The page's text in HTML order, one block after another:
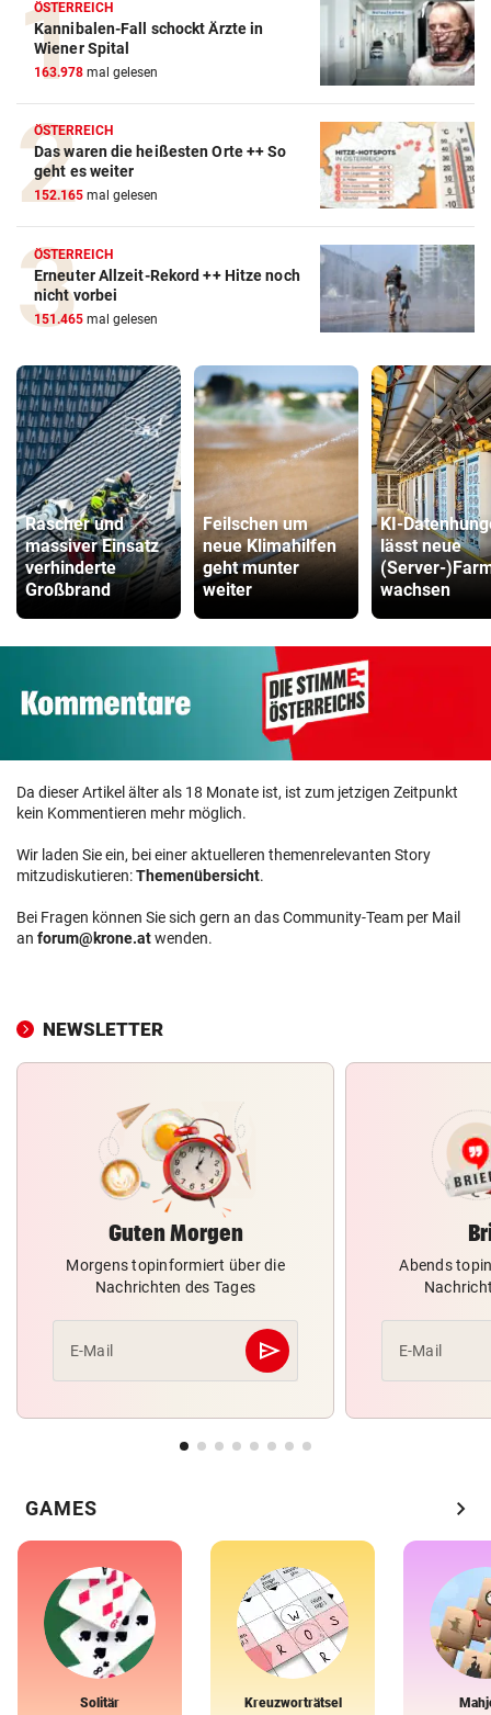
ÖSTERREICH
Kannibalen-Fall schockt Ärzte in
Wiener Spital
163.978 mal gelesen
ÖSTERREICH
Das waren die heißesten Orte ++ So
geht es weiter
152.165 mal gelesen
ÖSTERREICH
Erneuter Allzeit-Rekord ++ Hitze noch
nicht vorbei
151.465 mal gelesen
Rascher und
massiver Einsatz
verhinderte
Großbrand
Feilschen um
neue Klimahilfen
geht munter
weiter
KI-
lässt neue
(Server-
wachsen
Da dieser Artikel älter als 18 Monate ist, ist zum jetzigen Zeitpunkt
kein Kommentieren mehr möglich.
Wir laden Sie ein, bei einer aktuelleren themenrelevanten Story
mitzudiskutieren:Themenübersicht.
Bei Fragen können Sie sich gern an das Community-Team per Mail
an forum@krone.atwenden.
NEWSLETTER
Guten Morgen
Morgens topinformiert über die
Nachrichten des Tages
E-Mail send
Abschicken
Abends
E-Mail
GAMES chevron_right
Solitär Kreuzworträtsel